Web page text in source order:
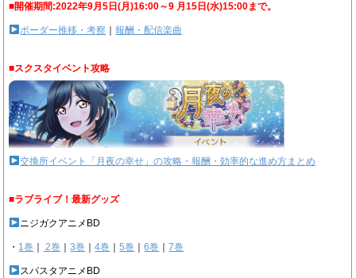
■開催期間:2022年9月5日(月)16:00～9 月15日(水)15:00まで。
ボーダー推移・考察 ｜報酬・配信楽曲
■スクスタイベント攻略
交換所イベント「月夜の幸せ」の攻略・報酬・効率的な進め方まとめ
■ラブライブ！最新グッズ
ニジガクアニメBD
・ 1巻 2巻 ｜3巻 ｜4巻 ｜5巻 ｜6巻 ｜7巻
スパスタアニメBD